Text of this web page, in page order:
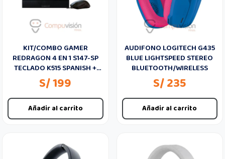
KIT/COMBO GAMER
REDRAGON 4 EN 1 S147-SP
TECLADO K515 SPANISH +
MOUSE M724 + AURICULAR
H211
S/ 199
Añadir al carrito
AUDIFONO LOGITECH G435
BLUE LIGHTSPEED STEREO
BLUETOOTH/WIRELESS
S/ 235
Añadir al carrito